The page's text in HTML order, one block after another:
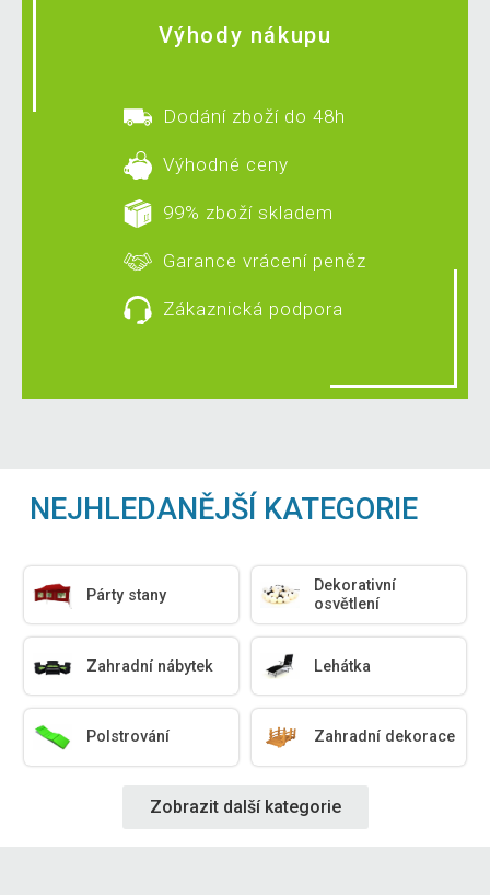
Výhody nákupu
Dodání zboží do 48h
Výhodné ceny
99% zboží skladem
Garance vrácení peněz
Zákaznická podpora
NEJHLEDANĚJŠÍ KATEGORIE
Párty stany
Dekorativní
osvětlení
Zahradní nábytek Lehátka
Polstrování Zahradní dekorace
Zobrazit další kategorie